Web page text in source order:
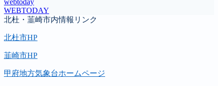
WEBTODAY
北杜・韮崎市内情報リンク
北杜市HP
韮崎市HP
甲府地方気象台ホームページ